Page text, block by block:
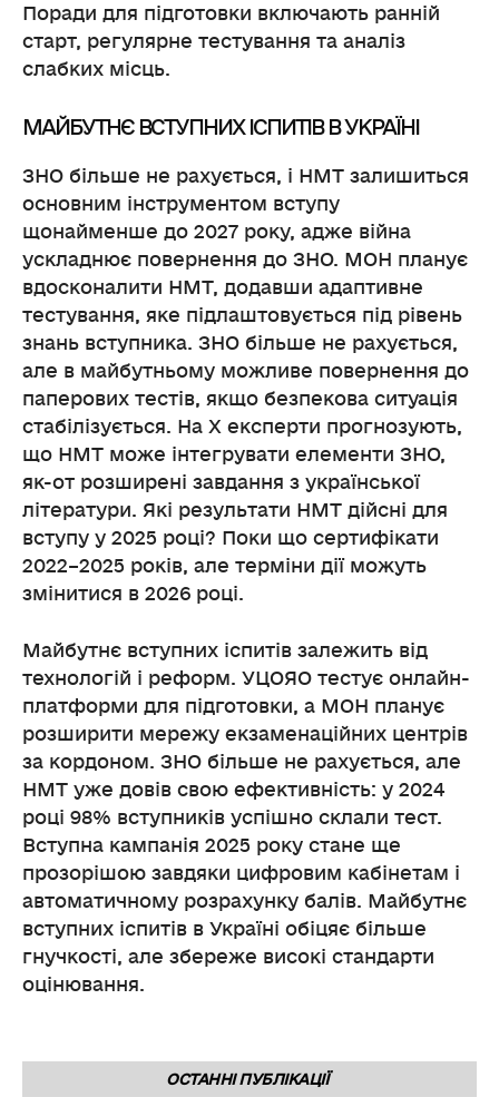
Поради для підготовки включають ранній
старт, регулярне тестування та аналіз
слабких місць.
МАЙБУТНЄ ВСТУПНИХ ІСПИТІВ В УКРАЇНІ
ЗНО більше не рахується, і НМТ залишиться
основним інструментом вступу
щонайменше до 2027 року, адже війна
ускладнює повернення до ЗНО. МОН планує
вдосконалити НМТ, додавши адаптивне
тестування, яке підлаштовується під рівень
знань вступника. ЗНО більше не рахується,
але в майбутньому можливе повернення до
паперових тестів, якщо безпекова ситуація
стабілізується. На X експерти прогнозують,
що НМТ може інтегрувати елементи ЗНО,
як-от розширені завдання з української
літератури. Які результати НМТ дійсні для
вступу у 2025 році? Поки що сертифікати
2022–2025 років, але терміни дії можуть
змінитися в 2026 році.
Майбутнє вступних іспитів залежить від
технологій і реформ. УЦОЯО тестує онлайн-
платформи для підготовки, а МОН планує
розширити мережу екзаменаційних центрів
за кордоном. ЗНО більше не рахується, але
НМТ уже довів свою ефективність: у 2024
році 98% вступників успішно склали тест.
Вступна кампанія 2025 року стане ще
прозорішою завдяки цифровим кабінетам і
автоматичному розрахунку балів. Майбутнє
вступних іспитів в Україні обіцяє більше
гнучкості, але збереже високі стандарти
оцінювання.
ОСТАННІ ПУБЛІКАЦІЇ